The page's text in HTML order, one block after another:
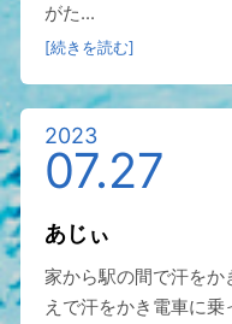
がた...
[続きを読む]
2023
07.27
あじぃ
家から駅の間で汗を
えで汗をかき電車に